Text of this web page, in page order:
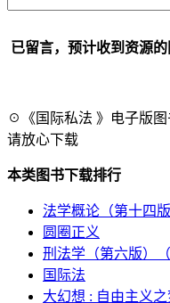
已留言，预计收到资源的
☉《国际私法 》电子版图
请放心下载
本类图书下载排行
法学概论（第十四版
圆圈正义
刑法学（第六版）（
国际法
大幻想 : 自由主义